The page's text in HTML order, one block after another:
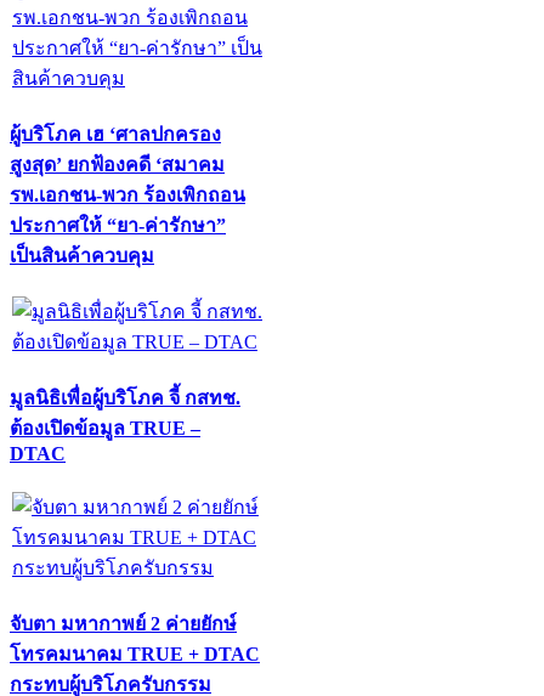
ผู้บริโภค เฮ ‘ศาลปกครอง
สูงสุด’ ยกฟ้องคดี ‘สมาคม
รพ.เอกชน-พวก ร้องเพิกถอน
ประกาศให้ “ยา-ค่ารักษา”
เป็นสินค้าควบคุม
มูลนิธิเพื่อผู้บริโภค จี้ กสทช.
ต้องเปิดข้อมูล TRUE –
DTAC
จับตา มหากาพย์ 2 ค่ายยักษ์
โทรคมนาคม TRUE + DTAC
กระทบผู้บริโภครับกรรม